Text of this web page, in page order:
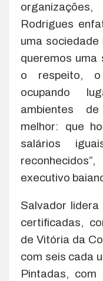
Rodrigues
uma sociedade
queremos uma
o respeito, o
ocupando
ambientes
melhor: que
salários
executivo
Salvador
certificadas,
de Vitória da
com seis cada
Pintadas,